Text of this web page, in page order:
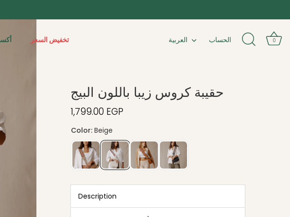
تخفيض السعر لغة
العربية الحساب 0
حقيبة كروس زيبا باللون البيج
1,799.00 EGP
Description